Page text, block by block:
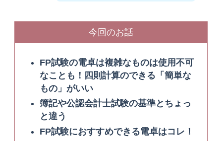
今回のお話
FP試験の電卓は複雑なものは使用不可
なことも！四則計算のできる「簡単な
もの」がいい
簿記や公認会計士試験の基準とちょっ
と違う
FP試験におすすめできる電卓はコレ！